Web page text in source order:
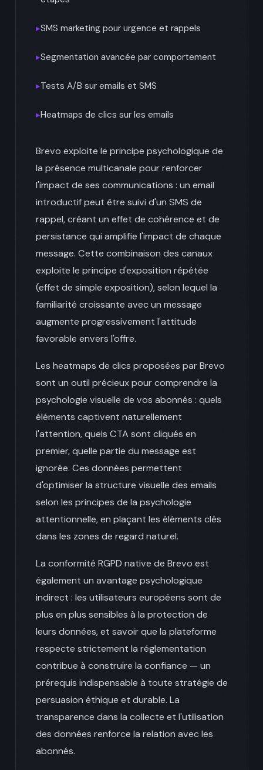
▸SMS marketing pour urgence et rappels
▸Segmentation avancée par comportement
▸Tests A/B sur emails et SMS
▸Heatmaps de clics sur les emails
Brevo exploite le principe psychologique de
la présence multicanale pour renforcer
l'impact de ses communications : un email
introductif peut être suivi d'un SMS de
rappel, créant un effet de cohérence et de
persistance qui amplifie l'impact de chaque
message. Cette combinaison des canaux
exploite le principe d'exposition répétée
(effet de simple exposition), selon lequel la
familiarité croissante avec un message
augmente progressivement l'attitude
favorable envers l'offre.
Les heatmaps de clics proposées par Brevo
sont un outil précieux pour comprendre la
psychologie visuelle de vos abonnés : quels
éléments captivent naturellement
l'attention, quels CTA sont cliqués en
premier, quelle partie du message est
ignorée. Ces données permettent
d'optimiser la structure visuelle des emails
selon les principes de la psychologie
attentionnelle, en plaçant les éléments clés
dans les zones de regard naturel.
La conformité RGPD native de Brevo est
également un avantage psychologique
indirect : les utilisateurs européens sont de
plus en plus sensibles à la protection de
leurs données, et savoir que la plateforme
respecte strictement la réglementation
contribue à construire la confiance — un
prérequis indispensable à toute stratégie de
persuasion éthique et durable. La
transparence dans la collecte et l'utilisation
des données renforce la relation avec les
abonnés.